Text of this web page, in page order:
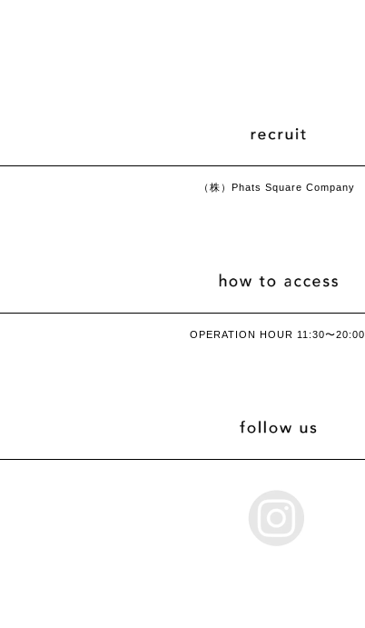
（株）Phats Square Company
OPERATION HOUR 11:30〜20:00